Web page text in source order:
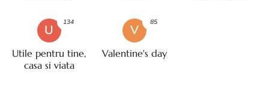
U
Utile pentru tine,
casa si viata
134
V
Valentine's day
85